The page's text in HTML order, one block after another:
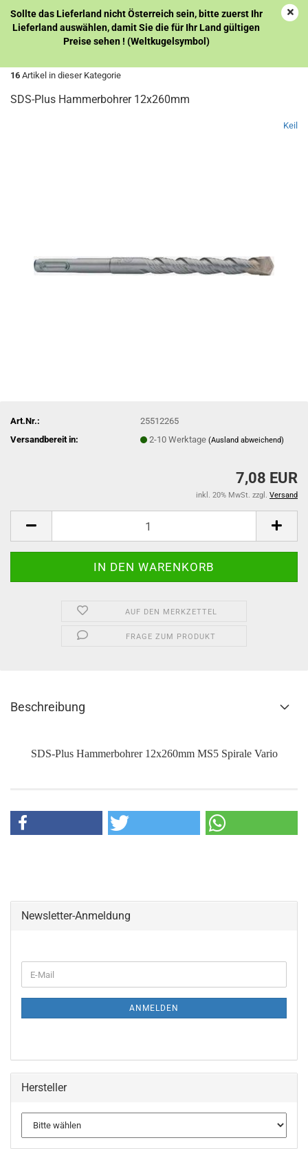
Sollte das Lieferland nicht Österreich sein, bitte zuerst Ihr
Lieferland auswählen, damit Sie die für Ihr Land gültigen
Preise sehen ! (Weltkugelsymbol)
16 Artikel in dieser Kategorie
SDS-Plus Hammerbohrer 12x260mm
Keil
Art.Nr.:
25512265
Versandbereit in:
2-10 Werktage(Ausland abweichend)
7,08 EUR
inkl. 20% MwSt. zzgl. Versand
AUF DEN MERKZETTEL
FRAGE ZUM PRODUKT
Beschreibung
SDS-Plus Hammerbohrer 12x260mm MS5 Spirale Vario
Newsletter-Anmeldung
ZUR
E-
Mail
ANMELDEN
Hersteller